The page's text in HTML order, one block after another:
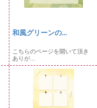
和風グリーンの...
こちらのページを開いて頂き
ありが...